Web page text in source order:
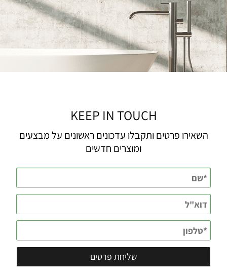
KEEP IN TOUCH
השאירו פרטים ותקבלו עדכונים ראשונים על מבצעים
ומוצרים חדשים